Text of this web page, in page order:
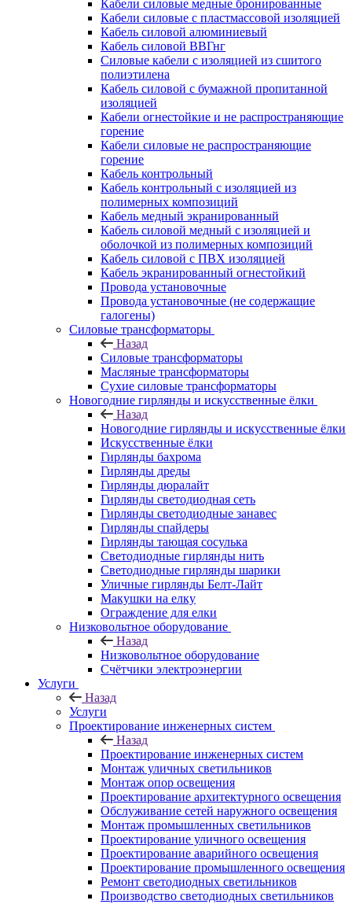
Кабели силовые медные бронированные
Кабели силовые с пластмассовой изоляцией
Кабель силовой алюминиевый
Кабель силовой ВВГнг
Силовые кабели с изоляцией из сшитого
полиэтилена
Кабель силовой с бумажной пропитанной
изоляцией
Кабели огнестойкие и не распространяющие
горение
Кабели силовые не распространяющие
горение
Кабель контрольный
Кабель контрольный с изоляцией из
полимерных композиций
Кабель медный экранированный
Кабель силовой медный с изоляцией и
оболочкой из полимерных композиций
Кабель силовой с ПВХ изоляцией
Кабель экранированный огнестойкий
Провода установочные
Провода установочные (не содержащие
галогены)
Силовые трансформаторы
Назад
Силовые трансформаторы
Масляные трансформаторы
Сухие силовые трансформаторы
Новогодние гирлянды и искусственные ёлки
Назад
Новогодние гирлянды и искусственные ёлки
Искусственные ёлки
Гирлянды бахрома
Гирлянды дреды
Гирлянды дюралайт
Гирлянды светодиодная сеть
Гирлянды светодиодные занавес
Гирлянды спайдеры
Гирлянды тающая сосулька
Светодиодные гирлянды нить
Светодиодные гирлянды шарики
Уличные гирлянды Белт-Лайт
Макушки на елку
Ограждение для елки
Низковольтное оборудование
Назад
Низковольтное оборудование
Счётчики электроэнергии
Услуги
Назад
Услуги
Проектирование инженерных систем
Назад
Проектирование инженерных систем
Монтаж уличных светильников
Монтаж опор освещения
Проектирование архитектурного освещения
Обслуживание сетей наружного освещения
Монтаж промышленных светильников
Проектирование уличного освещения
Проектирование аварийного освещения
Проектирование промышленного освещения
Ремонт светодиодных светильников
Производство светодиодных светильников